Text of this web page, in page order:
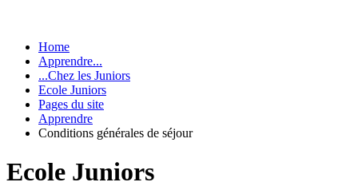
Home
Apprendre...
...Chez les Juniors
Ecole Juniors
Pages du site
Apprendre
Conditions générales de séjour
Ecole Juniors